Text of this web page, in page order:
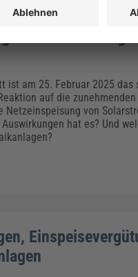
&
am 25. Februar 2025 das
auf die
von
hat es? Und